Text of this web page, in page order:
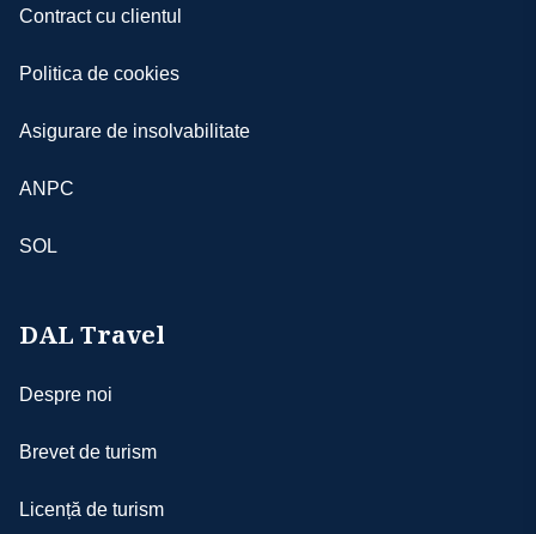
Contract cu clientul
Politica de cookies
Asigurare de insolvabilitate
ANPC
SOL
DAL Travel
Despre noi
Brevet de turism
Licență de turism